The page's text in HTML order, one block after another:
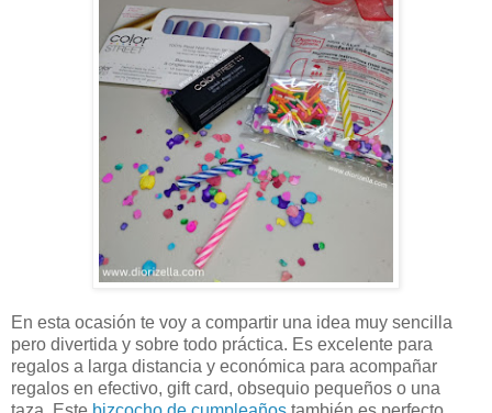
En esta ocasión te voy a compartir una idea muy sencilla
pero divertida y sobre todo práctica. Es excelente para
regalos a larga distancia y económica para acompañar
regalos en efectivo, gift card, obsequio pequeños o una